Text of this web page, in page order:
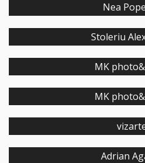
Nea
Stoleriu
MK
MK
Adrian